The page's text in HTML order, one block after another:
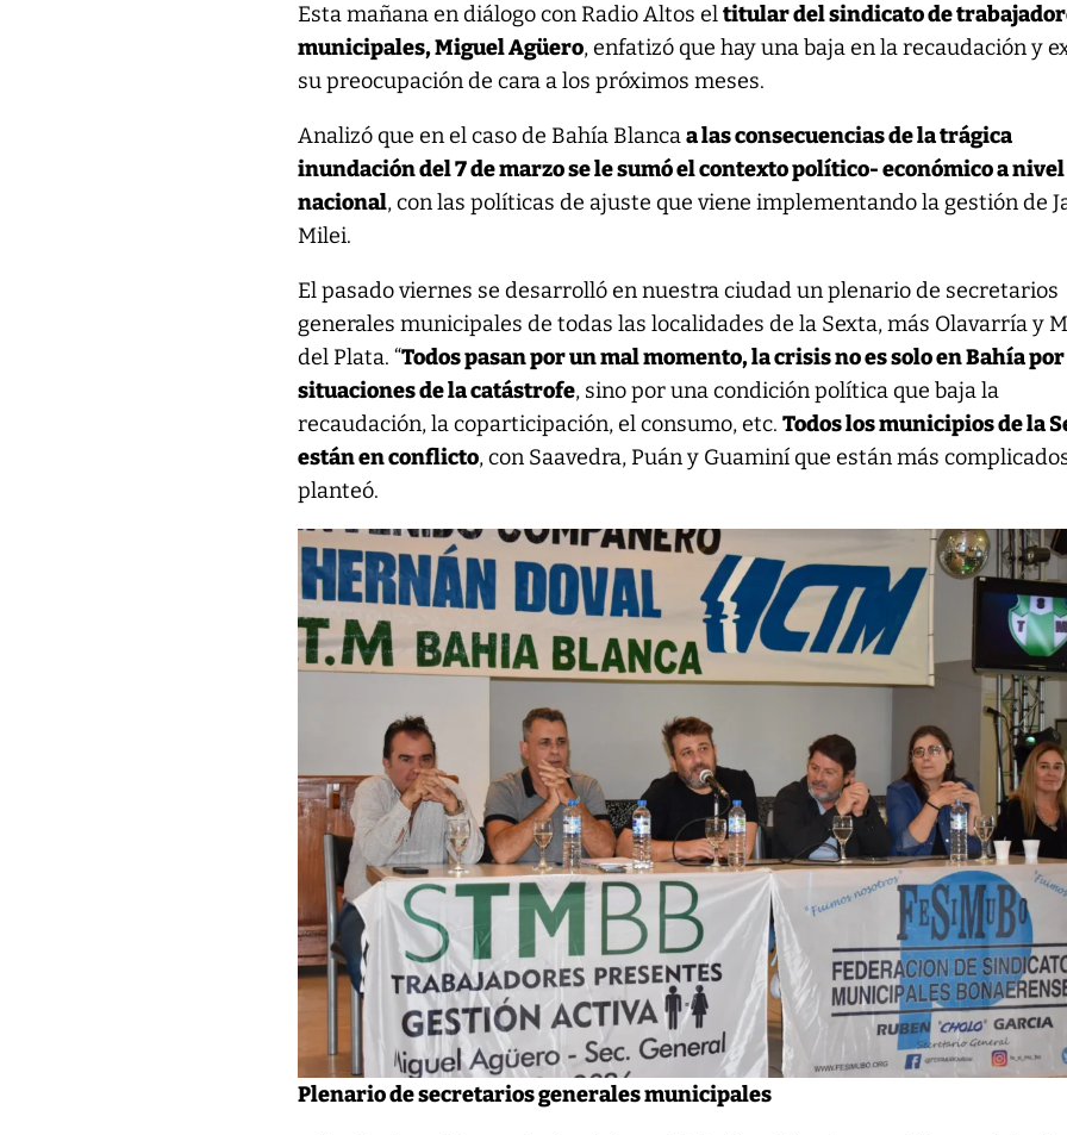
Esta mañana en diálogo con Radio Altos eltitular del sindicato de
municipales, Miguel Agüero, enfatizó que hay una baja en la recaudación y
su preocupación de cara a los próximos meses.
Analizó que en el caso de Bahía Blancaa las consecuencias de la trágica
inundación del 7 de marzo se le sumó el contexto político- económico a nivel
nacional, con las políticas de ajuste que viene implementando la gestión de
Milei.
El pasado viernes se desarrolló en nuestra ciudad un plenario de secretarios
generales municipales de todas las localidades de la Sexta, más Olavarría y
del Plata. “Todos pasan por un mal momento, la crisis no es solo en Bahía por
situaciones de la catástrofe, sino por una condición política que baja la
recaudación, la coparticipación, el consumo, etc.Todos los municipios de la
están en conflicto, con Saavedra, Puán y Guaminí que están más
planteó.
Plenario de secretarios generales municipales